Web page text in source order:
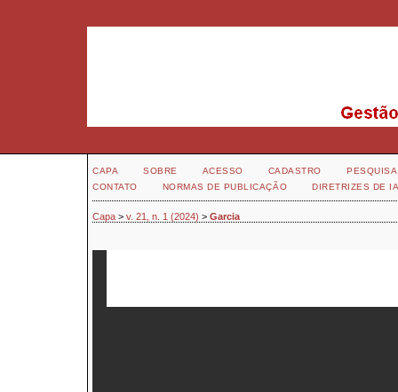
CAPA SOBRE ACESSO CADASTRO
PESQUISA
CONTATO
NORMAS DE PUBLICAÇÃO DIRETRIZES DE
Capa > v. 21, n. 1 (2024) > Garcia